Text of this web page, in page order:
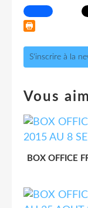
S'inscrire à la
Vous
BOX OFFICE